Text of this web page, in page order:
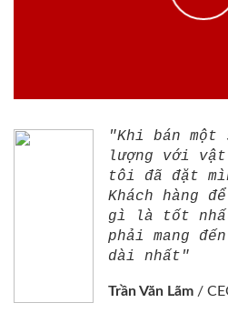
"Khi bán một
lượng với
tôi đã đặt
Khách hàng
gì là tốt
phải mang
dài nhất"
Trần Văn Lãm /